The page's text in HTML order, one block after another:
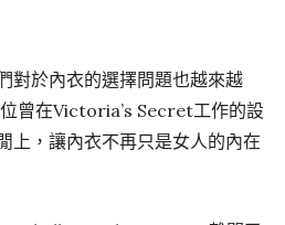
對於內衣的選擇問題也越來越
曾在Victoria’s Secret工作的設
上，讓內衣不再只是女人的內在